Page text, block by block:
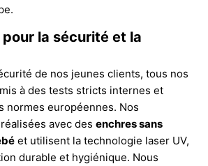
la sécurité et la
de nos jeunes clients, tous nos
à des tests stricts internes et
normes européennes. Nos
avec des enchres sans
et utilisent la technologie laser UV,
durable et hygiénique. Nous